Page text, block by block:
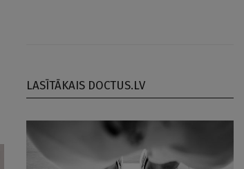
LASĪTĀKAIS DOCTUS.LV